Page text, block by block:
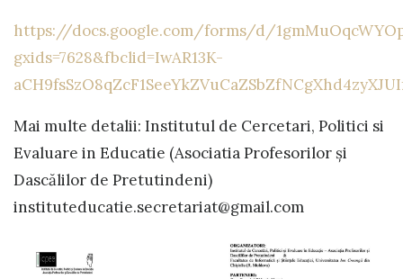
https://docs.google.com/forms/d/
gxids=7628&fbclid=IwAR13K-
Mai multe detalii: Institutul de Cercetari, Politici si
Evaluare in Educatie (Asociatia Profesorilor și
Dascălilor de Pretutindeni)
instituteducatie.secretariat@gmail.com